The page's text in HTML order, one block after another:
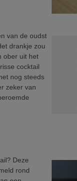
van de oudst
drankje zou
ober uit het
cocktail
nog steeds
zeker van
Deze
rond